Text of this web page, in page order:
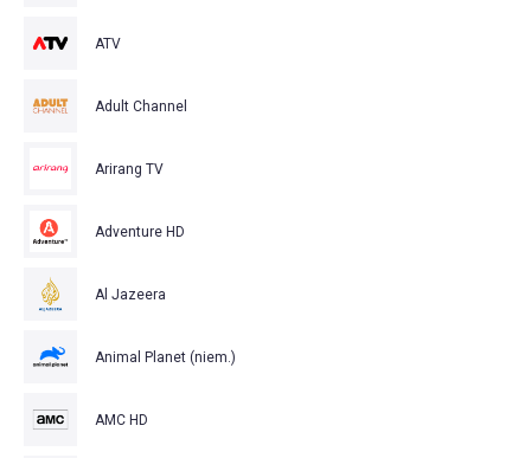
ATV
Adult Channel
Arirang TV
Adventure HD
Al Jazeera
Animal Planet (niem.)
AMC HD